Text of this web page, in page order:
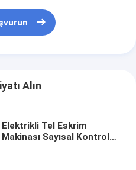
Alın
Elektrikli Tel Eskrim
Makinası Sayısal Kontrol